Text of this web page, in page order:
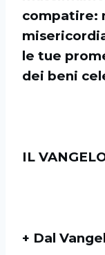
compatire:
le tue
dei beni
IL
+ Dal